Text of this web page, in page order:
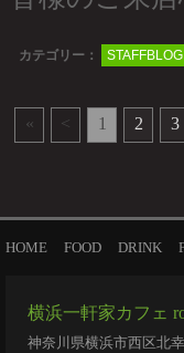
カテゴリー： STAFFBLOG
« < 1 2 3
HOME FOOD DRINK
横浜一軒家カフェ
神奈川県横浜市西区北